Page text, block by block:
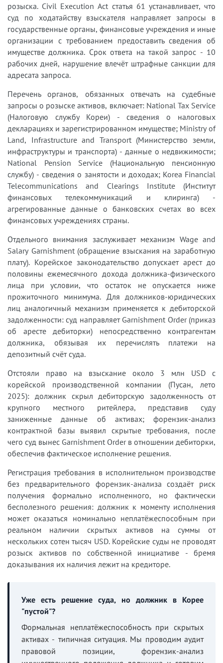
розыска. Civil Execution Act статья 61 устанавливает, что
суд по ходатайству взыскателя направляет запросы в
государственные органы, финансовые учреждения и иные
организации с требованием предоставить сведения об
имуществе должника. Срок ответа на такой запрос - 10
рабочих дней, нарушение влечёт штрафные санкции для
адресата запроса.
Перечень органов, обязанных отвечать на судебные
запросы о розыске активов, включает: National Tax Service
(Налоговую службу Кореи) - сведения о налоговых
декларациях и зарегистрированном имуществе; Ministry of
Land, Infrastructure and Transport (Министерство земли,
инфраструктуры и транспорта) - данные о недвижимости;
National Pension Service (Национальную пенсионную
службу) - сведения о занятости и доходах; Korea Financial
Telecommunications and Clearings Institute (Институт
финансовых телекоммуникаций и клиринга) -
агрегированные данные о банковских счетах во всех
финансовых учреждениях страны.
Отдельного внимания заслуживает механизм Wage and
Salary Garnishment (обращение взыскания на заработную
плату). Корейское законодательство допускает арест до
половины ежемесячного дохода должника-физического
лица при условии, что остаток не опускается ниже
прожиточного минимума. Для должников-юридических
лиц аналогичный механизм применяется к дебиторской
задолженности: суд направляет Garnishment Order (приказ
об аресте дебиторки) непосредственно контрагентам
должника, обязывая их перечислять платежи на
депозитный счёт суда.
Отстояли право на взыскание около 3 млн USD с
корейской производственной компании (Пусан, лето
2025): должник скрыл дебиторскую задолженность от
крупного местного ритейлера, представив суду
заниженные данные об активах; форензик-анализ
контрактной базы выявил скрытые требования, после
чего суд вынес Garnishment Order в отношении дебиторки,
обеспечив фактическое исполнение решения.
Регистрация требования в исполнительном производстве
без предварительного форензик-анализа создаёт риск
получения формально исполненного, но фактически
бесполезного решения: должник к моменту исполнения
может оказаться номинально неплатёжеспособным при
реальном наличии скрытых активов на суммы от
нескольких сотен тысяч USD. Корейские суды не проводят
розыск активов по собственной инициативе - бремя
доказывания их наличия лежит на кредиторе.
Уже есть решение суда, но должник в Корее
"пустой"?
Формальная неплатёжеспособность при скрытых
активах - типичная ситуация. Мы проводим аудит
правовой позиции, форензик-анализ